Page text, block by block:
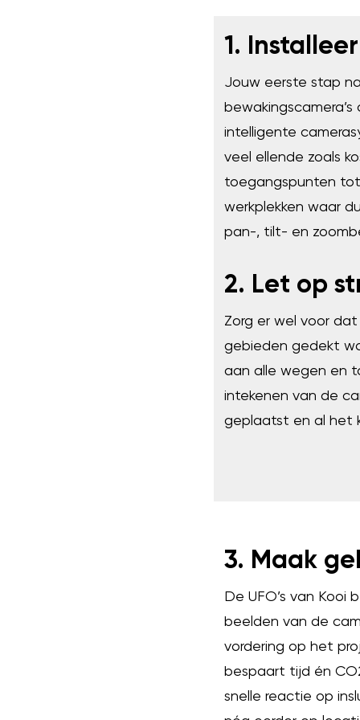
1.
Jouw eerste stap
intelligente
veel ellende zoals
toegangspunten tot
werkplekken waar
pan-, tilt- en
2. Let op
Zorg er wel voor
gebieden gedekt
aan alle wegen en
intekenen van de
geplaatst en al het
3. Maak
De UFO’s van Kooi
beelden van de
vordering op het
bespaart tijd én
snelle reactie op